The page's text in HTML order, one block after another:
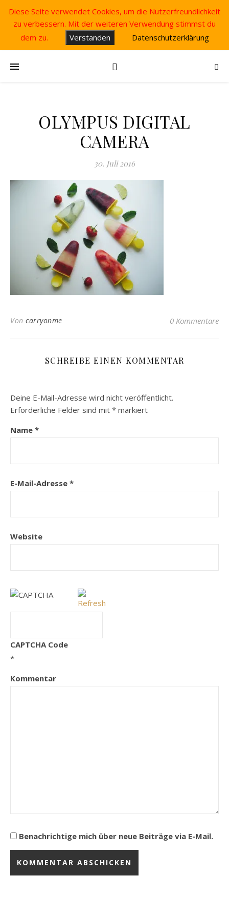
OLYMPUS DIGITAL
CAMERA
30. Juli 2016
Von carryonme 0 Kommentare
SCHREIBE EINEN KOMMENTAR
Deine E-Mail-Adresse wird nicht veröffentlicht.
Erforderliche Felder sind mit * markiert
Name *
E-Mail-Adresse *
Website
CAPTCHA Code
*
Kommentar
Benachrichtige mich über neue Beiträge via E-Mail.
Diese Seite verwendet Cookies, um die Nutzerfreundlichkeit
zu verbessern. Mit der weiteren Verwendung stimmst du
dem zu.
Verstanden Datenschutzerklärung